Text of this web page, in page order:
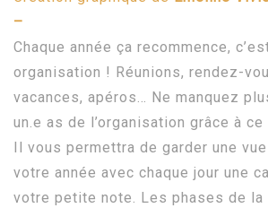
prix :
30,00 €
à
75,00 €
–
Chaque année ça recommence,
organisation ! Réunions, rendez-
vacances, apéros… Ne manquez
un.e as de l’organisation grâce à
Il vous permettra de garder une
votre année avec chaque jour une
votre petite note. Les phases de la